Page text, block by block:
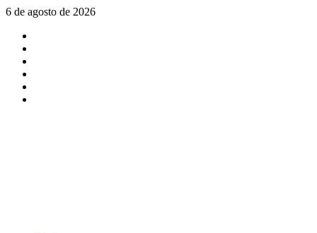
Saltar
contenido
6 de agosto de 2026